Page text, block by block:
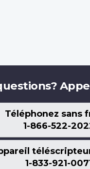
Téléphonez sans
1-866-522-
1-833-921-